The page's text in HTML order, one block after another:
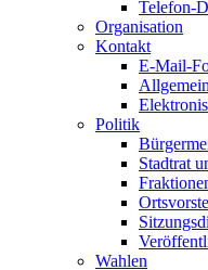
Telefon-
Organisation
Kontakt
E-Mail-
Politik
Stadtrat
Wahlen